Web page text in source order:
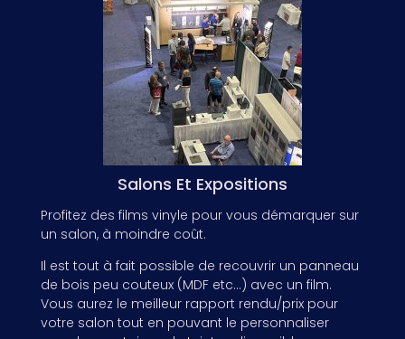
Profitez des films vinyle pour vous démarquer sur
un salon, à moindre coût.
Il est tout à fait possible de recouvrir un panneau
de bois peu couteux (MDF etc…) avec un film.
Vous aurez le meilleur rapport rendu/prix pour
votre salon tout en pouvant le personnaliser
Salons Et Expositions